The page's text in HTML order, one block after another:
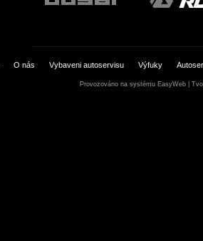
O nás Vybaveni autoservisu Výfuky
Provozováno na systému EasyWeb|